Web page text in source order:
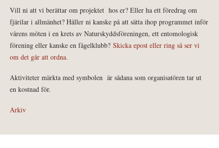
Vill ni att vi berättar om projektet hos er? Eller ha ett föredrag om
fjärilar i allmänhet? Håller ni kanske på att sätta ihop programmet inför
vårens möten i en krets av Naturskyddsföreningen, ett entomologisk
förening eller kanske en fågelklubb? Skicka epost eller ring så ser vi
om det går att ordna.
Aktiviteter märkta med symbolen är sådana som organisatören tar ut
en kostnad för.
Arkiv